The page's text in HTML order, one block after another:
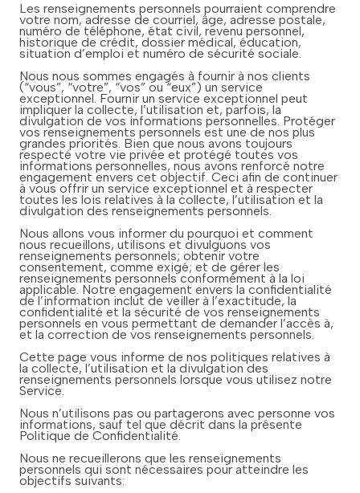
Les renseignements personnels pourraient comprendre
votre nom, adresse de courriel, âge, adresse postale,
numéro de téléphone, état civil, revenu personnel,
historique de crédit, dossier médical, éducation,
situation d’emploi et numéro de sécurité sociale.
Nous nous sommes engagés à fournir à nos clients
(“vous”, “votre”, “vos” ou “eux”) un service
exceptionnel. Fournir un service exceptionnel peut
impliquer la collecte, l’utilisation et, parfois, la
divulgation de vos informations personnelles. Protéger
vos renseignements personnels est une de nos plus
grandes priorités. Bien que nous avons toujours
respecté votre vie privée et protégé toutes vos
informations personnelles, nous avons renforcé notre
engagement envers cet objectif. Ceci afin de continuer
à vous offrir un service exceptionnel et à respecter
toutes les lois relatives à la collecte, l’utilisation et la
divulgation des renseignements personnels.
Nous allons vous informer du pourquoi et comment
nous recueillons, utilisons et divulguons vos
renseignements personnels; obtenir votre
consentement, comme exigé; et de gérer les
renseignements personnels conformément à la loi
applicable. Notre engagement envers la confidentialité
de l’information inclut de veiller à l’exactitude, la
confidentialité et la sécurité de vos renseignements
personnels en vous permettant de demander l’accès à,
et la correction de vos renseignements personnels.
Cette page vous informe de nos politiques relatives à
la collecte, l’utilisation et la divulgation des
renseignements personnels lorsque vous utilisez notre
Service.
Nous n’utilisons pas ou partagerons avec personne vos
informations, sauf tel que décrit dans la présente
Politique de Confidentialité.
Nous ne recueillerons que les renseignements
personnels qui sont nécessaires pour atteindre les
objectifs suivants: